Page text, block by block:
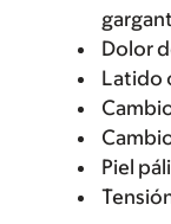
Dolor
Latido
Piel